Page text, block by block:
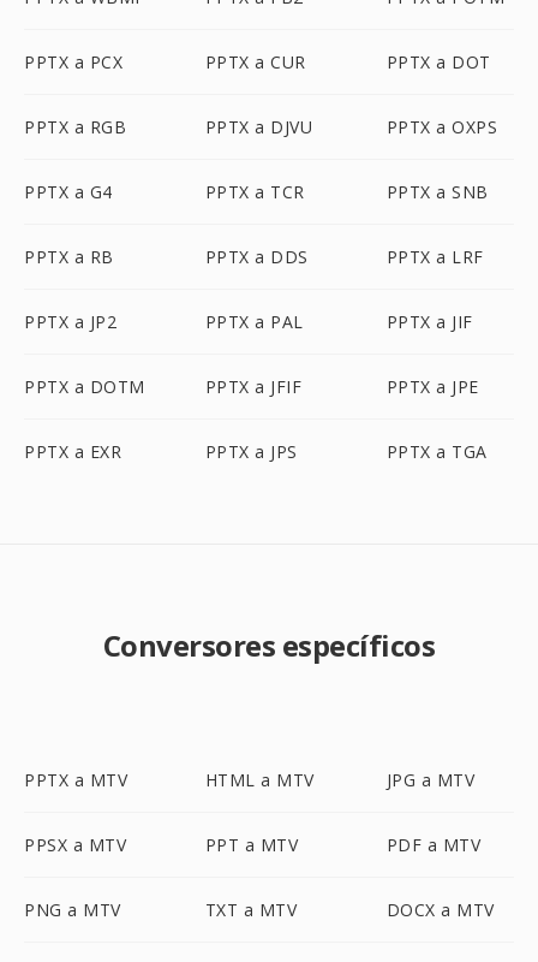
PPTX a PCX PPTX a CUR PPTX a DOT
PPTX a RGB PPTX a DJVU PPTX a OXPS
PPTX a G4 PPTX a TCR PPTX a SNB
PPTX a RB PPTX a DDS PPTX a LRF
PPTX a JP2 PPTX a PAL PPTX a JIF
PPTX a DOTM PPTX a JFIF PPTX a JPE
PPTX a EXR PPTX a JPS PPTX a TGA
Conversores específicos
PPTX a MTV HTML a MTV JPG a MTV
PPSX a MTV PPT a MTV PDF a MTV
PNG a MTV TXT a MTV DOCX a MTV